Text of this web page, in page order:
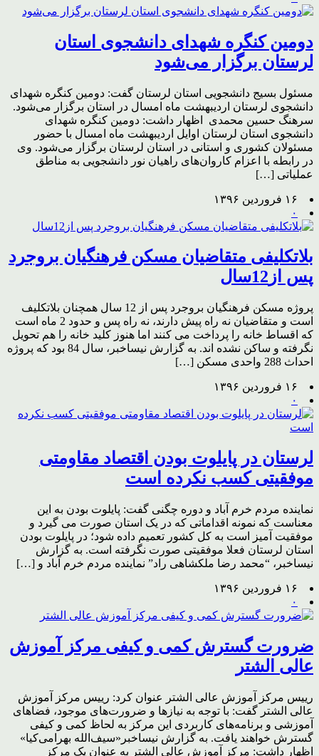
دومین کنگره شهدای دانشجوی استان
لرستان برگزار می‌شود
مسئول بسیج دانشجویی استان لرستان گفت: دومین کنگره شهدای
دانشجوی لرستان اردیبهشت ماه امسال در استان برگزار می‌شود.
سرهنگ حسین محمدی اظهار داشت: دومین کنگره شهدای
دانشجوی استان لرستان اوایل اردیبهشت ماه امسال با حضور
مسئولان کشوری و استانی در استان لرستان برگزار می‌شود. وی
در رابطه با اعزام کاروان‌های راهیان نور دانشجویی به مناطق
عملیاتی […]
۱۶ فروردین ۱۳۹۶
۰
بلاتکلیفی متقاضیان مسکن فرهنگیان بروجرد
پس از12سال
پروژه مسکن فرهنگیان بروجرد پس از 12 سال همچنان بلاتکلیف
است و متقاضیان نه راه پیش دارند، نه راه پس و حدود 2 ماه است
که اقساط خانه را پرداخت می کنند اما هنوز کلید خانه را هم تحویل
نگرفته و ساکن نشده اند. به گزارش نیساخبر، سال 84 بود که پروژه
احداث 288 واحدی مسکن […]
۱۶ فروردین ۱۳۹۶
۰
لرستان در پایلوت بودن اقتصاد مقاومتی
موفقیتی کسب نکرده است
نماینده مردم خرم آباد و دوره چگنی گفت: پایلوت بودن به این
معناست که نمونه اقداماتی که در یک استان صورت می گیرد و
موفقیت آمیز است به کل کشور تعمیم داده شود؛ در پایلوت بودن
استان لرستان فعلا موفقیتی صورت نگرفته است. به گزارش
نیساخبر، “محمد رضا ملکشاهی راد” نماینده مردم خرم آباد و […]
۱۶ فروردین ۱۳۹۶
۰
ضرورت گسترش کمی و کیفی مرکز آموزش
عالی الشتر
رییس مرکز آموزش عالی الشتر عنوان کرد: رییس مرکز آموزش
عالی الشتر گفت: با توجه به نیازها و ضرورت‌های موجود، فضاهای
آموزشی و برنامه‌های کاربردی این مرکز به لحاظ کمی و کیفی
گسترش خواهند یافت. به گزارش نیساخبر«سیف‌الله بهرامی‌کیا»
اظهار داشت: مرکز آموزش عالی الشتر به عنوان یک مرکز